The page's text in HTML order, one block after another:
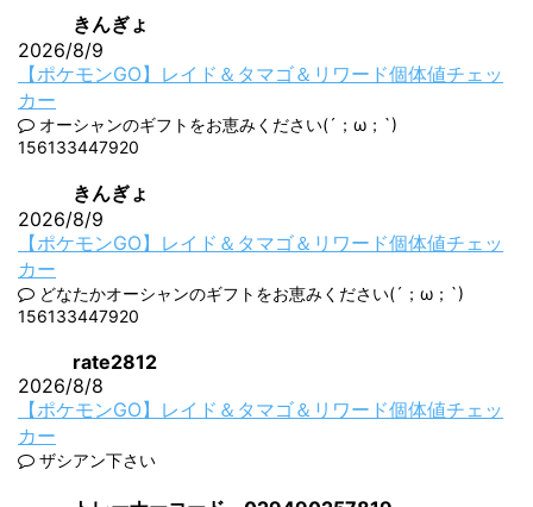
きんぎょ
2026/8/9
【ポケモンGO】レイド＆タマゴ＆リワード個体値チェッ
カー
オーシャンのギフトをお恵みください(´；ω；`)
156133447920
きんぎょ
2026/8/9
【ポケモンGO】レイド＆タマゴ＆リワード個体値チェッ
カー
どなたかオーシャンのギフトをお恵みください(´；ω；`)
156133447920
rate2812
2026/8/8
【ポケモンGO】レイド＆タマゴ＆リワード個体値チェッ
カー
ザシアン下さい